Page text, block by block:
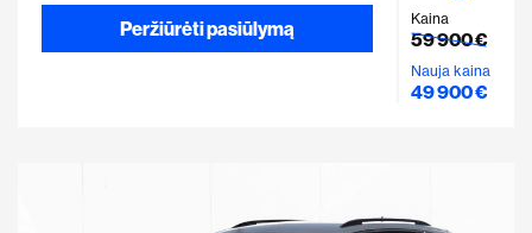
Peržiūrėti pasiūlymą
Kaina
59 900 €
Nauja kaina
49 900 €